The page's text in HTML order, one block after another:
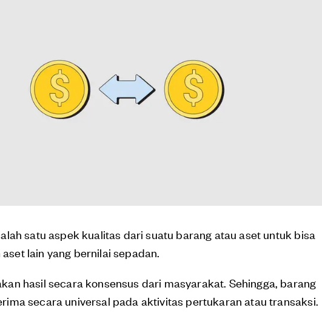
satu aspek kualitas dari suatu barang atau aset untuk bisa
lain yang bernilai sepadan.
hasil secara konsensus dari masyarakat. Sehingga, barang
secara universal pada aktivitas pertukaran atau transaksi.